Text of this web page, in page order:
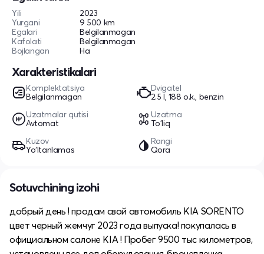
Yili
2023
Yurgani
9 500 km
Egalari
Belgilanmagan
Kafolati
Belgilanmagan
Bojlangan
Ha
Xarakteristikalari
Komplektatsiya
Belgilanmagan
Dvigatel
2.5 l, 188 o.k., benzin
Uzatmalar qutisi
Avtomat
Uzatma
To'liq
Kuzov
Yo‘ltanlamas
Rangi
Qora
Sotuvchining izohi
добрый день ! продам свой автомобиль KIA SORENTO
цвет черный жемчуг 2023 года выпуска! покупалась в
официальном салоне KIA ! Пробег 9500 тыс километров,